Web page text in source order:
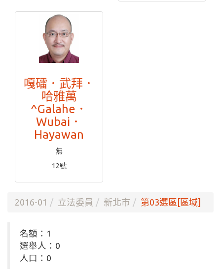
嘎礌．武拜．
哈雅萬
^Galahe．
Wubai．
Hayawan
無
12號
2016-01 立法委員 新北市 第03選區[區域]
名額：1
選舉人：0
人口：0